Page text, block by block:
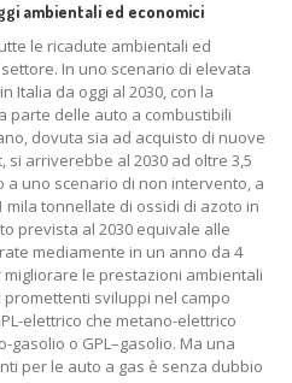
ambientali ed economici
le ricadute ambientali ed
In uno scenario di elevata
Italia da oggi al 2030, con la
parte delle auto a combustibili
dovuta sia ad acquisto di nuove
arriverebbe al 2030 ad oltre 3,5
a uno scenario di non intervento, a
mila tonnellate di ossidi di azoto in
prevista al 2030 equivale alle
mediamente in un anno da 4
le prestazioni ambientali
sviluppi nel campo
elettrico che metano-elettrico
o GPL–gasolio. Ma una
per le auto a gas è senza dubbio